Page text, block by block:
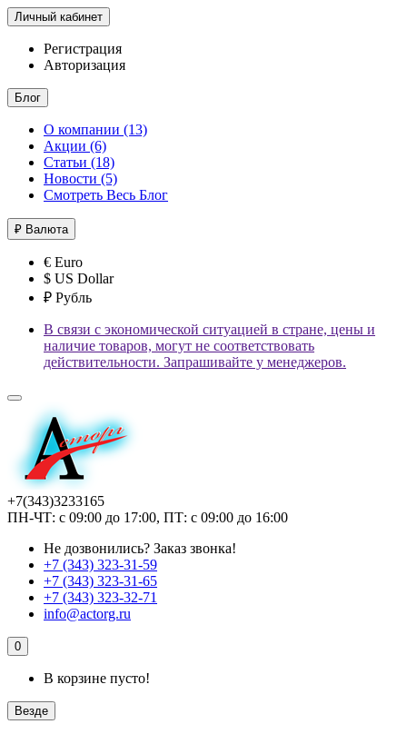
Личный кабинет
Регистрация
Авторизация
Блог
О компании (13)
Акции (6)
Статьи (18)
Новости (5)
Смотреть Весь Блог
₽ Валюта
€ Euro
$ US Dollar
₽ Рубль
В связи с экономической ситуацией в стране, цены и
наличие товаров, могут не соответствовать
действительности. Запрашивайте у менеджеров.
+7(343)3233165
ПН-ЧТ: с 09:00 до 17:00, ПТ: с 09:00 до 16:00
Не дозвонились? Заказ звонка!
+7 (343) 323-31-59
+7 (343) 323-31-65
+7 (343) 323-32-71
info@actorg.ru
0
В корзине пусто!
Везде